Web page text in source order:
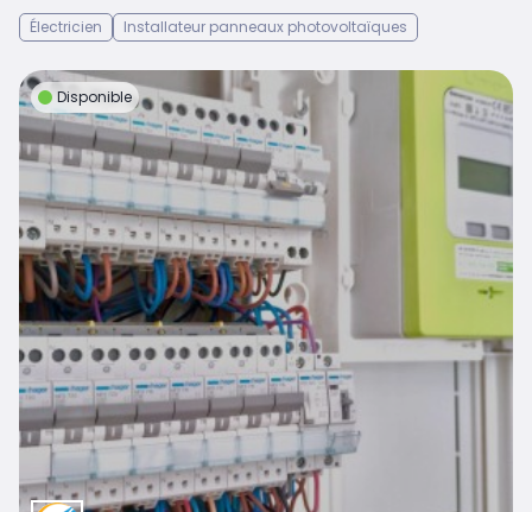
Électricien
Installateur panneaux photovoltaïques
Disponible